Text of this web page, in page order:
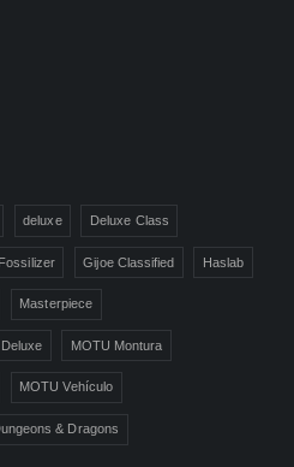
deluxe Deluxe Class
Fossilizer Gijoe Classified Haslab
Masterpiece
MOTU Montura
MOTU Vehículo
& Dragons